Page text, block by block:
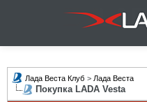
Лада Веста Клуб > Лада Веста
Покупка LADA Vesta